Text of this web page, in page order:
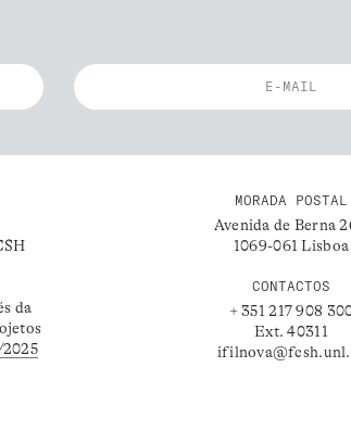
da
MORADA POSTAL
Avenida de Berna
1069-061 Lisboa
CONTACTOS
+ 351 217 908
Ext. 40311